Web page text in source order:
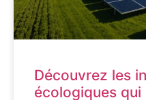
Découvrez les
écologiques